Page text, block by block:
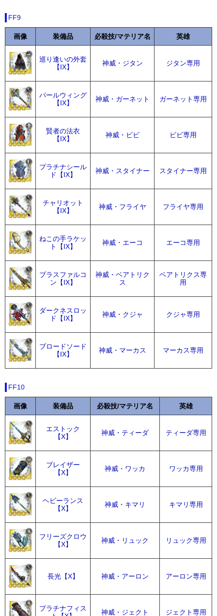
FF9
画像 装備品 必殺技/マテリア名 英雄
巡り逢いの外套
【IX】
神威・ジタン ジタン専用
パールウィング
【IX】
神威・ガーネット ガーネット専用
賢者の法衣
【IX】
神威・ビビ ビビ専用
プラチナシール
ド【IX】
神威・スタイナー スタイナー専用
チャリオット
【IX】
神威・フライヤ フライヤ専用
ねこの手ラケッ
ト【IX】
神威・エーコ エーコ専用
ブラスファルコ
ン【IX】
神威・ベアトリク
ス
ベアトリクス専
用
ダークネスロッ
ド【IX】
神威・クジャ クジャ専用
ブロードソード
【IX】
神威・マーカス マーカス専用
FF10
画像 装備品 必殺技/マテリア名 英雄
エストック
【X】
神威・ティーダ ティーダ専用
ブレイザー
【X】
神威・ワッカ ワッカ専用
ヘビーランス
【X】
神威・キマリ キマリ専用
フリーズクロウ
【X】
神威・リュック リュック専用
長光【X】 神威・アーロン アーロン専用
プラチナフィス
神威・ジェクト ジェクト専用